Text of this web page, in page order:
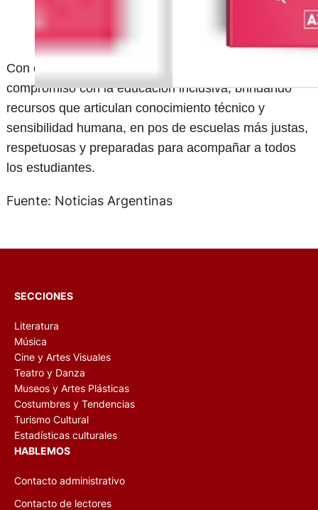
Con esta nueva colección, AZ Editora reafirma su
compromiso con la educación inclusiva, brindando
recursos que articulan conocimiento técnico y
sensibilidad humana, en pos de escuelas más justas,
respetuosas y preparadas para acompañar a todos
los estudiantes.
Fuente: Noticias Argentinas
SECCIONES
Literatura
Música
Cine y Artes Visuales
Teatro y Danza
Museos y Artes Plásticas
Costumbres y Tendencias
Turismo Cultural
Estadísticas culturales
HABLEMOS
Contacto administrativo
Contacto de lectores